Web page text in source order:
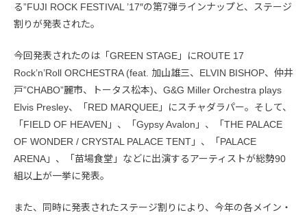
る”FUJI ROCK FESTIVAL ’17″の第7弾ラインナップと、ステージ
割りが発表された。
今回発表されたのは「GREEN STAGE」にROUTE 17
Rock’n’Roll ORCHESTRA (feat. 加山雄三、ELVIN BISHOP、仲井
戸”CHABO”麗市、トータス松本)、G&G Miller Orchestra plays
Elvis Presley、「RED MARQUEE」にスチャダラパー。そして、
「FIELD OF HEAVEN」、「Gypsy Avalon」、「THE PALACE
OF WONDER / CRYSTAL PALACE TENT」、「PALACE
ARENA」、「苗場食堂」などに出演するアーティストが総勢90
組以上が一挙に発表。
また、同時に発表されたステージ割りにより、今年の各メイン・